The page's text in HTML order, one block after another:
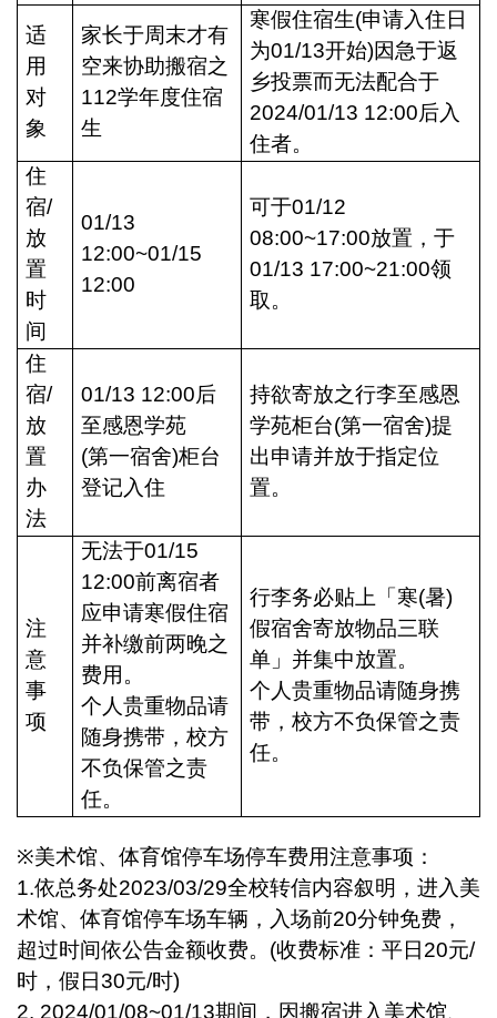
适
用
对
象
家长于周末才有
空来协助搬宿之
112学年度住宿
生
寒假住宿生(申请入住日
为01/13开始)因急于返
乡投票而无法配合于
2024/01/13 12:00后入
住者。
住
宿/
放
置
时
间
01/13
12:00~01/15
12:00
可于01/12
08:00~17:00放置，于
01/13 17:00~21:00领
取。
住
宿/
放
置
办
法
01/13 12:00后
至感恩学苑
(第一宿舍)柜台
登记入住
持欲寄放之行李至感恩
学苑柜台(第一宿舍)提
出申请并放于指定位
置。
注
意
事
项
无法于01/15
12:00前离宿者
应申请寒假住宿
并补缴前两晚之
费用。
个人贵重物品请
随身携带，校方
不负保管之责
任。
行李务必贴上 「寒(暑)
假宿舍寄放物品三联
单」 并集中放置。
个人贵重物品请随身携
带，校方不负保管之责
任。
※美术馆、体育馆停车场停车费用注意事项：
1.依总务处2023/03/29全校转信内容叙明，进入美
术馆、体育馆停车场车辆，入场前20分钟免费，
超过时间依公告金额收费。(收费标准：平日20元/
时，假日30元/时)
2. 2024/01/08~01/13期间，因搬宿进入美术馆、